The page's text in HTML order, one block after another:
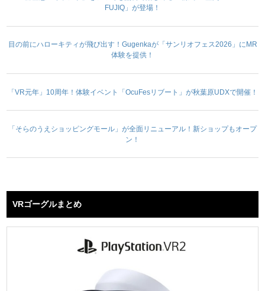
FUJIQ」が登場！
目の前にハローキティが飛び出す！Gugenkaが「サンリオフェス2026」にMR
体験を提供！
「VR元年」10周年！体験イベント「OcuFesリブート」が秋葉原UDXで開催！
「そらのうえショッピングモール」が全面リニューアル！新ショップもオープ
ン！
VRゴーグルまとめ